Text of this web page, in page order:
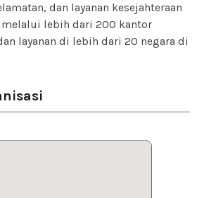
dan layanan kesejahteraan
melalui lebih dari 200 kantor
layanan di lebih dari 20 negara di